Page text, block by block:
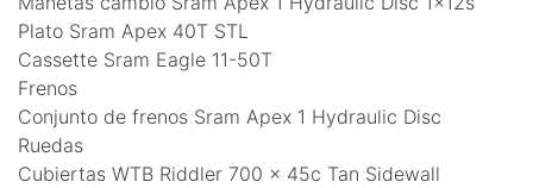
Plato Sram Apex 40T STL
Cassette Sram Eagle 11-50T
Frenos
Conjunto de frenos Sram Apex 1 Hydraulic Disc
Ruedas
Cubiertas WTB Riddler 700 x 45c Tan Sidewall